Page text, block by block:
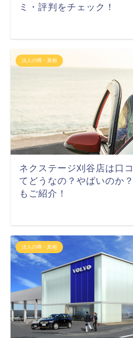
ミ・評判をチェック！
法人の噂・真相
ネクステージ刈谷店は口
てどうなの？やばいのか
もご紹介！
法人の噂・真相